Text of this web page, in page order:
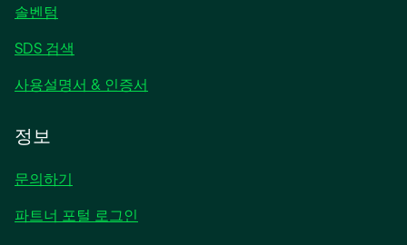
솔벤텀
SDS 검색
사용설명서 & 인증서
정보
문의하기
파트너 포털 로그인